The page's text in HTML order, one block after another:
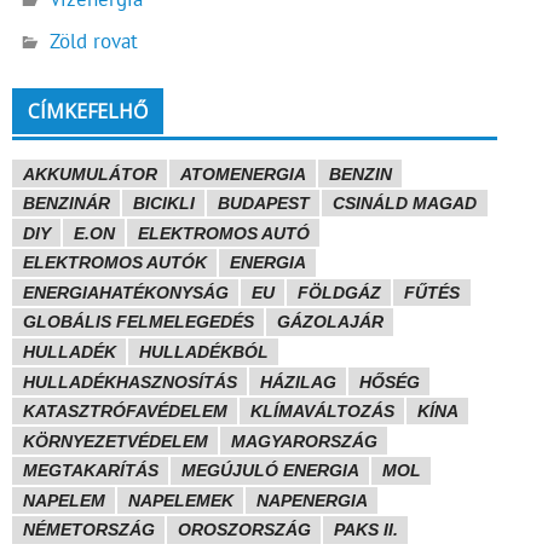
Zöld rovat
CÍMKEFELHŐ
AKKUMULÁTOR ATOMENERGIA
BENZIN
BENZINÁR
BICIKLI BUDAPEST
CSINÁLD MAGAD
DIY
E.ON
ELEKTROMOS AUTÓ
ELEKTROMOS AUTÓK
ENERGIA
ENERGIAHATÉKONYSÁG
EU FÖLDGÁZ
FŰTÉS
GLOBÁLIS FELMELEGEDÉS
GÁZOLAJÁR
HULLADÉK
HULLADÉKBÓL
HULLADÉKHASZNOSÍTÁS
HÁZILAG
HŐSÉG
KATASZTRÓFAVÉDELEM
KLÍMAVÁLTOZÁS
KÍNA
KÖRNYEZETVÉDELEM
MAGYARORSZÁG
MEGTAKARÍTÁS
MEGÚJULÓ ENERGIA
MOL
NAPELEM
NAPELEMEK
NAPENERGIA
NÉMETORSZÁG
OROSZORSZÁG
PAKS II.